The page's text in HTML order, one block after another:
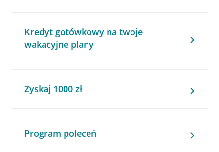
Kredyt gotówkowy na twoje
wakacyjne plany
Zyskaj 1000 zł
Program poleceń